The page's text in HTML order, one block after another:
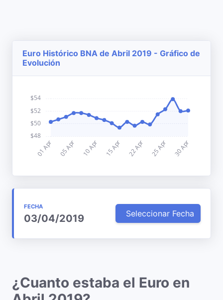
Euro Histórico BNA de Abril 2019 - Gráfico de
Evolución
FECHA
03/04/2019 Seleccionar Fecha
¿Cuanto estaba el Euro en